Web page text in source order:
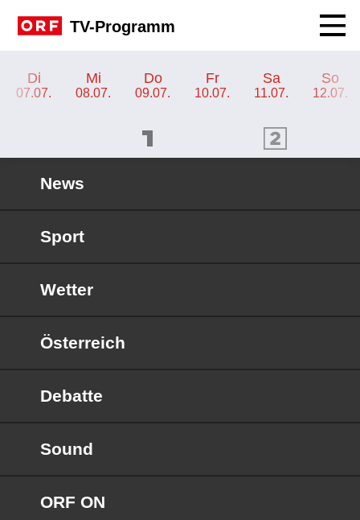
TV-Programm
Di
07.07.
Mi
08.07.
Do
09.07.
Fr
10.07.
Sa
11.07.
So
12.07.
ORF 2 Programm
News
Sport
Wetter
Österreich
Debatte
Sound
ORF ON